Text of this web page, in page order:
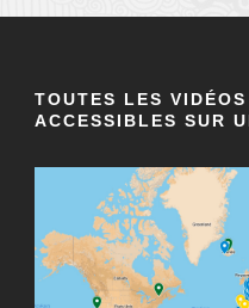
TOUTES LES
ACCESSIBLES SUR